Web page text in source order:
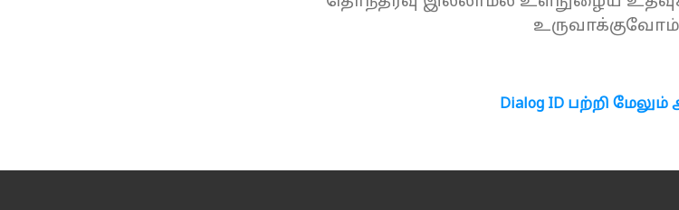
Dialog ID பற்றி மேலும்